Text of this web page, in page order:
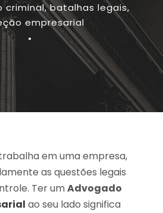
criminal, batalhas legais,
empresarial
•
em uma empresa,
as questões legais
Ter umAdvogado
ao seu lado significa